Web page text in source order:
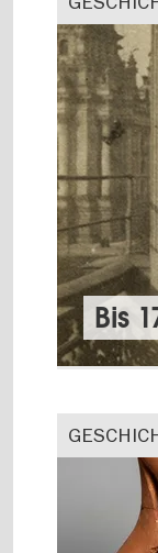
Bis